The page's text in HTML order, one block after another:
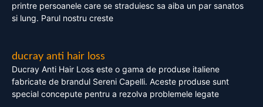
printre persoanele care se straduiesc sa aiba un par sanatos
si lung. Parul nostru creste
ducray anti hair loss
Ducray Anti Hair Loss este o gama de produse italiene
fabricate de brandul Sereni Capelli. Aceste produse sunt
special concepute pentru a rezolva problemele legate